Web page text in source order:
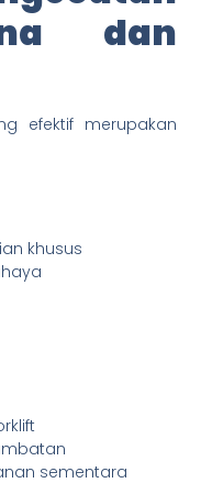
dan
efektif merupakan
khusus
sementara